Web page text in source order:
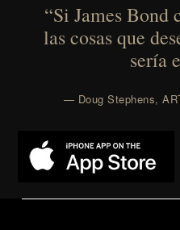
“Si James Bond
las cosas que
sería
— Doug Stephens,